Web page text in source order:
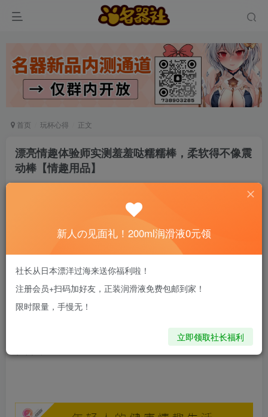
首页 玩杯心得 正文
漂亮情趣体验师实测羞羞哒糯糯棒，柔软得不像震
动棒【情趣用品】
私信
📢 社长提示：新用户注册并加好友，免费领
200ml润滑液哦～
l 棒身很柔软，入体很舒适 l 震感酥麻不生硬 l 棒
体可任意调整角度，更容易Get到自己的点 l 尺寸
新人の见面礼！200ml润滑液0元领
社长从日本漂洋过海来送你福利啦！
注册会员+扫码加好友，正装润滑液免费包邮到家！
限时限量，手慢无！
立即领取社长福利